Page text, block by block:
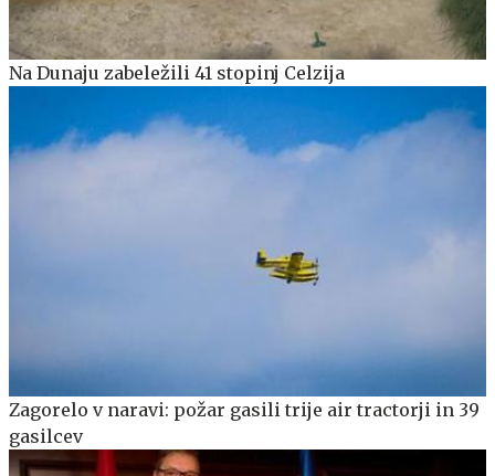
Na Dunaju zabeležili 41 stopinj Celzija
Zagorelo v naravi: požar gasili trije air tractorji in 39
gasilcev